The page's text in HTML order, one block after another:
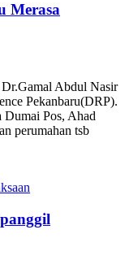
Merasa
Abdul Nasir
Pekanbaru(DRP).
Pos, Ahad
perumahan tsb